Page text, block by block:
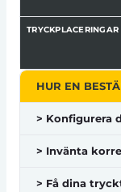
TRYCKPLACERINGAR
HUR EN
> Konfigurera
> Invänta
> Få dina